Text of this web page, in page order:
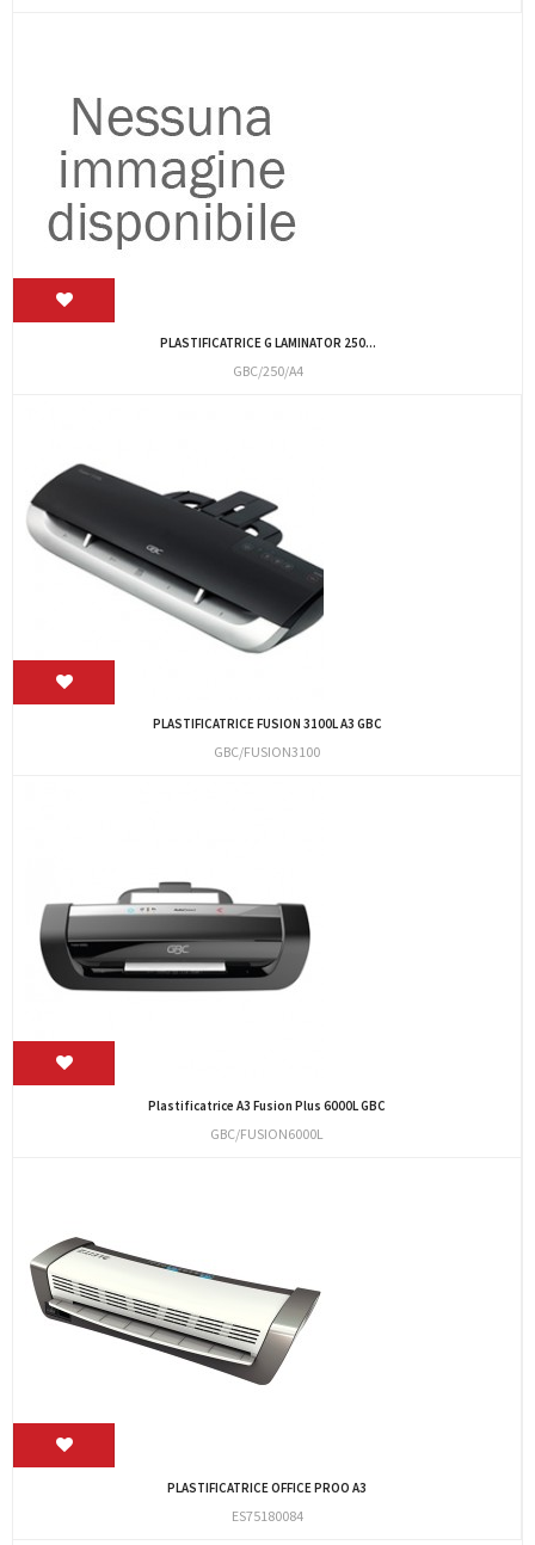
PLASTIFICATRICE G LAMINATOR 250...
GBC/250/A4
PLASTIFICATRICE FUSION 3100L A3 GBC
GBC/FUSION3100
Plastificatrice A3 Fusion Plus 6000L GBC
GBC/FUSION6000L
PLASTIFICATRICE OFFICE PROO A3
ES75180084